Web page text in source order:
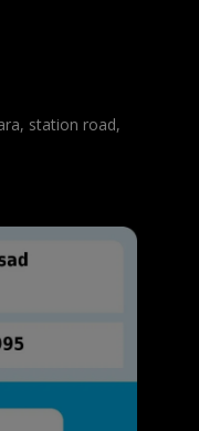
station road,